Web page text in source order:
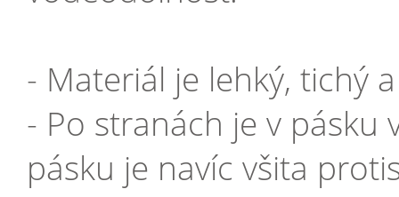
- Materiál je lehký, tichý
- Po stranách je v
pásku je navíc všita